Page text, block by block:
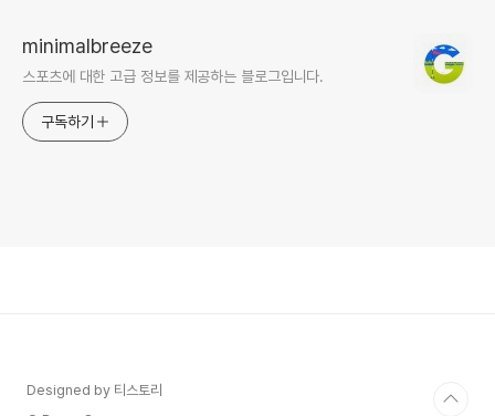
minimalbreeze
스포츠에 대한 고급 정보를 제공하는 블로그입니다.
구독하기
Designed by 티스토리